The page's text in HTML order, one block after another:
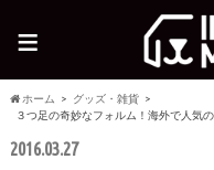
≡
ホーム
グッズ・雑貨
３つ足の奇妙なフォルム！海外で人気の
2016.03.27